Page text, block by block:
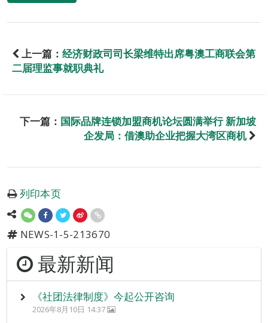
上一篇： 经济财政司司长梁维特出席粤澳工商联会第
二届理监事就职典礼
下一篇： 国际品牌连锁加盟商机论坛圆满举行 新加坡
企发局：借澳助企业把握大湾区商机
列印本页
NEWS-1-5-213670
最新新闻
《社团法律制度》今起公开咨询
2026年8月10日 14:37